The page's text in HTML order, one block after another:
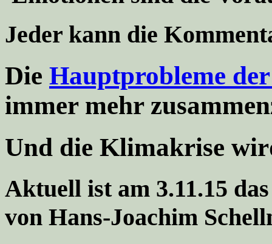
Jeder kann die
Die Hauptprobleme
immer mehr
Und die Klimakrise
Aktuell ist am 3.11.15
von Hans-Joachim